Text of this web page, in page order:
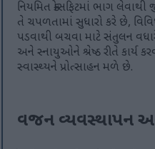
નિયમિત ક્રોસફિટમાં ભાગ
તે ચપળતામાં સુધારો કરે છે,
પડવાથી બચવા માટે સંતુલન
અને સ્નાયુઓને શ્રેષ્ઠ રીતે કાર્ય
સ્વાસ્થ્યને પ્રોત્સાહન મળે છે.
વજન વ્યવસ્થાપન